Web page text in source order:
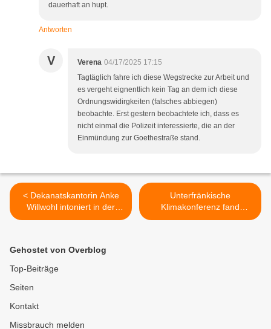
dauerhaft an hupt.
Antworten
V Verena 04/17/2025 17:15
Tagtäglich fahre ich diese Wegstrecke zur Arbeit und
es vergeht eignentlich kein Tag an dem ich diese
Ordnungswidirgkeiten (falsches abbiegen)
beobachte. Erst gestern beobachtete ich, dass es
nicht einmal die Polizeit interessierte, die an der
Einmündung zur Goethestraße stand.
< Dekanatskantorin Anke
Willwohl intoniert in der
Osternacht
Glockenspiel erweiterte
Orgel der Vituskirche
Unterfränkische
Klimakonferenz fand
erstmals in Veitshöchheim
Gehostet von Overblog
Top-Beiträge
Seiten
Kontakt
Missbrauch melden